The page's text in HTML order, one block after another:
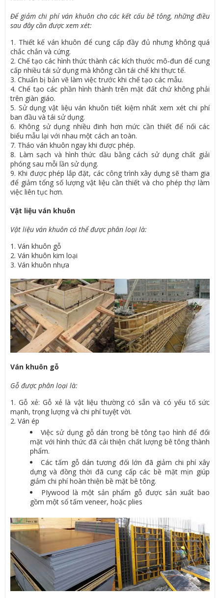
Để giảm chi phí ván khuôn cho các kết cấu bê tông, những điều
sau đây cần được xem xét:
1. Thiết kế ván khuôn để cung cấp đầy đủ nhưng không quá
chắc chắn và cứng.
2. Chế tạo các hình thức thành các kích thước mô-đun để cung
cấp nhiều tái sử dụng mà không cần tái chế khi thực tế.
3. Chuẩn bị bản vẽ làm việc trước khi chế tạo các mẫu.
4. Chế tạo các phần hình thành trên mặt đất chứ không phải
trên giàn giáo.
5. Sử dụng vật liệu ván khuôn tiết kiệm nhất xem xét chi phí
ban đầu và tái sử dụng.
6. Không sử dụng nhiều đinh hơn mức cần thiết để nối các
biểu mẫu lại với nhau một cách an toàn.
7. Tháo ván khuôn ngay khi được phép.
8. Làm sạch và hình thức dầu bằng cách sử dụng chất giải
phóng sau mỗi lần sử dụng.
9. Khi được phép lắp đặt, các công trình xây dựng sẽ tham gia
để giảm tổng số lượng vật liệu cần thiết và cho phép thợ làm
việc liên tục hơn.
Vật liệu ván khuôn
Vật liệu ván khuôn có thể được phân loại là:
1. Ván khuôn gỗ
2. Ván khuôn kim loại
3. Ván khuôn nhựa
Ván khuôn gỗ
Gỗ được phân loại là:
1. Gỗ xẻ: Gỗ xẻ là vật liệu thường có sẵn và có yếu tố sức
mạnh, trọng lượng và chi phí tuyệt vời.
2. Ván ép
Việc sử dụng gỗ dán trong bê tông tạo hình để đối
mặt với hình thức đã cải thiện chất lượng bê tông thành
phẩm.
Các tấm gỗ dán tương đối lớn đã giảm chi phí xây
dựng và đồng thời đã cung cấp các bề mặt mịn giúp
giảm chi phí hoàn thiện bề mặt bê tông.
PIywood là một sản phẩm gỗ được sản xuất bao
gồm một số tấm veneer, hoặc plies